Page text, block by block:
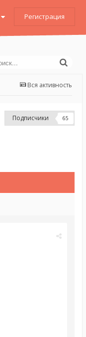
Регистрация
Вся активность
Подписчики 65